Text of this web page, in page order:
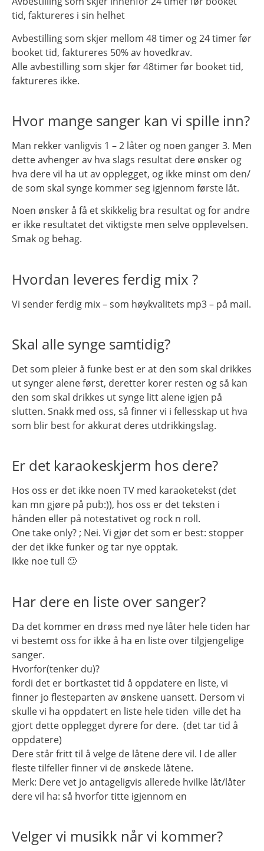
tid, faktureres i sin helhet
Avbestilling som skjer mellom 48 timer og 24 timer før
booket tid, faktureres 50% av hovedkrav.
Alle avbestilling som skjer før 48timer før booket tid,
faktureres ikke.
Hvor mange sanger kan vi spille inn?
Man rekker vanligvis 1 – 2 låter og noen ganger 3. Men
dette avhenger av hva slags resultat dere ønsker og
hva dere vil ha ut av opplegget, og ikke minst om den/
de som skal synge kommer seg igjennom første låt.
Noen ønsker å få et skikkelig bra resultat og for andre
er ikke resultatet det viktigste men selve opplevelsen.
Smak og behag.
Hvordan leveres ferdig mix ?
Vi sender ferdig mix – som høykvalitets mp3 – på mail.
Skal alle synge samtidig?
Det som pleier å funke best er at den som skal drikkes
ut synger alene først, deretter korer resten og så kan
den som skal drikkes ut synge litt alene igjen på
slutten. Snakk med oss, så finner vi i fellesskap ut hva
som blir best for akkurat deres utdrikkingslag.
Er det karaokeskjerm hos dere?
Hos oss er det ikke noen TV med karaoketekst (det
kan mn gjøre på pub:)), hos oss er det teksten i
hånden eller på notestativet og rock n roll.
One take only? ; Nei. Vi gjør det som er best: stopper
der det ikke funker og tar nye opptak.
Ikke noe tull 🙂
Har dere en liste over sanger?
Da det kommer en drøss med nye låter hele tiden har
vi bestemt oss for ikke å ha en liste over tilgjengelige
sanger.
Hvorfor(tenker du)?
fordi det er bortkastet tid å oppdatere en liste, vi
finner jo flesteparten av ønskene uansett. Dersom vi
skulle vi ha oppdatert en liste hele tiden ville det ha
gjort dette opplegget dyrere for dere. (det tar tid å
oppdatere)
Dere står fritt til å velge de låtene dere vil. I de aller
fleste tilfeller finner vi de ønskede låtene.
Merk: Dere vet jo antageligvis allerede hvilke låt/låter
dere vil ha: så hvorfor titte igjennom en
Velger vi musikk når vi kommer?